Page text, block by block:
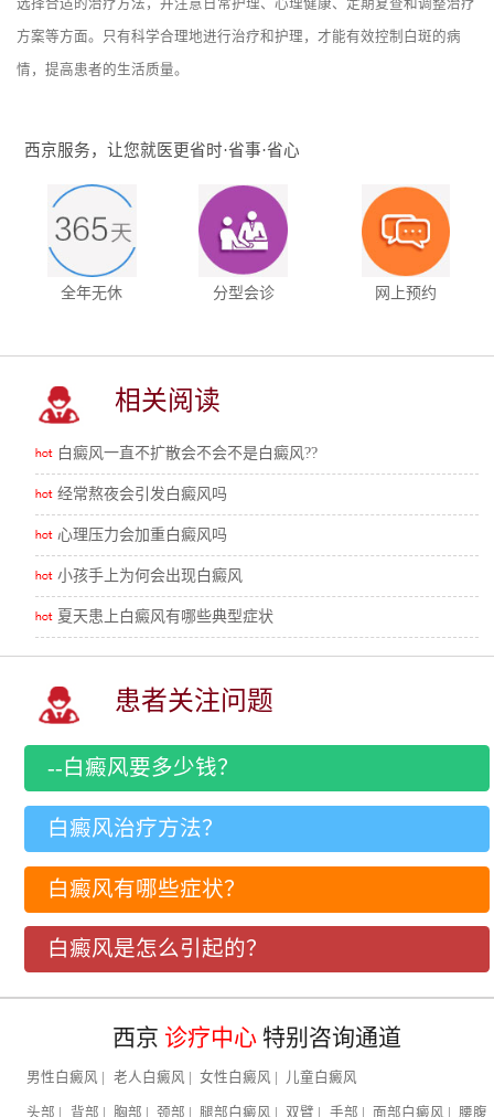
选择合适的治疗方法，并注意日常护理、心理健康、定期复查和调整治疗
方案等方面。只有科学合理地进行治疗和护理，才能有效控制白斑的病
情，提高患者的生活质量。
西京服务，让您就医更省时·省事·省心
全年无休 分型会诊 网上预约
相关阅读
白癜风一直不扩散会不会不是白癜风??
经常熬夜会引发白癜风吗
心理压力会加重白癜风吗
小孩手上为何会出现白癜风
夏天患上白癜风有哪些典型症状
患者关注问题
--白癜风要多少钱？
白癜风治疗方法？
白癜风有哪些症状？
白癜风是怎么引起的？
西京 诊疗中心 特别咨询通道
男性白癜风 老人白癜风 女性白癜风 儿童白癜风
头部 | 背部 | 胸部 | 颈部 | 腿部白癜风 | 双臂 | 手部 | 面部白癜风 | 腰腹